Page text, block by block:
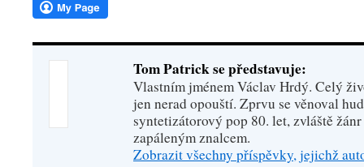
Tom Patrick se představuje:
Vlastním jménem Václav Hrdý. Celý
jen nerad opouští. Zprvu se věnoval
syntetizátorový pop 80. let, zvláště
zapáleným znalcem.
Zobrazit všechny příspěvky, jejichž